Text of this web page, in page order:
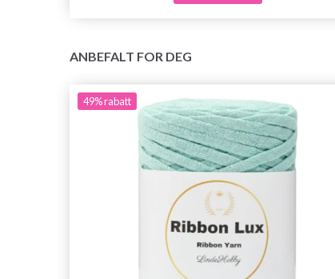
ANBEFALT FOR DEG
49%rabatt